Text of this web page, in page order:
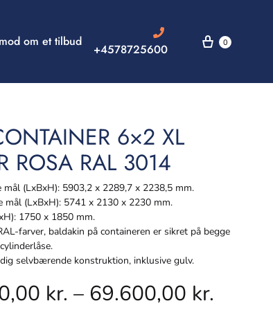
om et tilbud
+4578725600 0
6×2 XL
ROSA RAL 3014
(LxBxH): 5903,2 x 2289,7 x 2238,5 mm.
mål (LxBxH): 5741 x 2130 x 2230 mm.
1750 x 1850 mm.
farver, baldakin på containeren er sikret på begge
selvbærende konstruktion, inklusive gulv.
kr. – 69.600,00 kr.